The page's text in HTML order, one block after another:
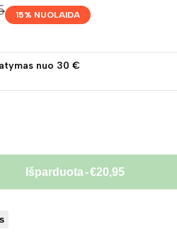
15% NUOLAIDA
nuo 30 €
Išparduota-€20,95